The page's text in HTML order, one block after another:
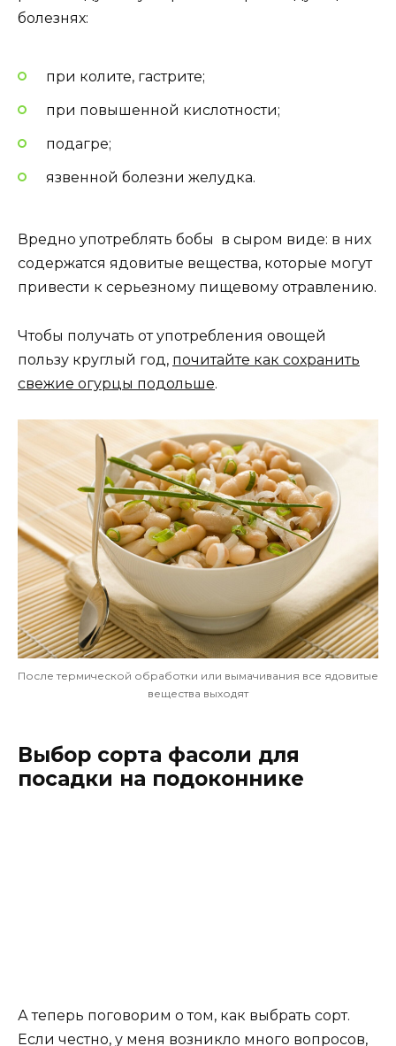
болезнях:
при колите, гастрите;
при повышенной кислотности;
подагре;
язвенной болезни желудка.
Вредно употреблять бобы в сыром виде: в них
содержатся ядовитые вещества, которые могут
привести к серьезному пищевому отравлению.
Чтобы получать от употребления овощей
пользу круглый год, почитайте как сохранить
свежие огурцы подольше.
После термической обработки или вымачивания все ядовитые
вещества выходят
Выбор сорта фасоли для
посадки на подоконнике
А теперь поговорим о том, как выбрать сорт.
Если честно, у меня возникло много вопросов,